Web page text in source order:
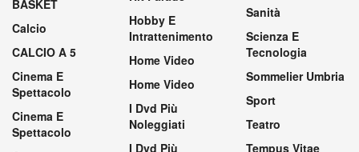
BASKET
Calcio
CALCIO A 5
Cinema E
Spettacolo
Cinema E
Spettacolo
Hobby E
Intrattenimento
Home Video
Home Video
I Dvd Più
Noleggiati
I Dvd Più
Sanità
Scienza E
Tecnologia
Sommelier Umbria
Sport
Teatro
Tempus Vitae